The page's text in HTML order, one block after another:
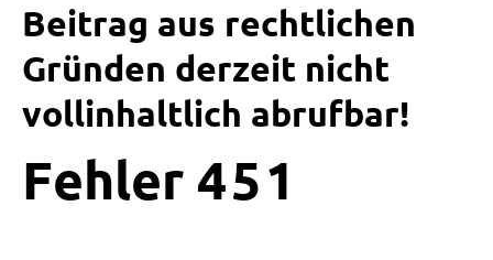
Beitrag aus rechtlichen
Gründen derzeit nicht
vollinhaltlich abrufbar!
Fehler 4 5 1